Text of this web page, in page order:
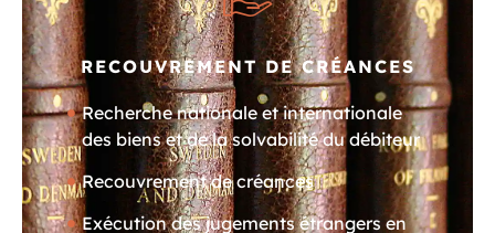
RECOUVREMENT DE CRÉANCES
Recherche nationale et internationale
des biens et de la solvabilité du débiteur
Recouvrement de créances
Exécution des jugements étrangers en